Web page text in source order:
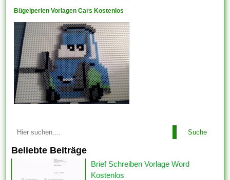
Bügelperlen Vorlagen Cars Kostenlos
Suche
Beliebte Beiträge
Brief Schreiben Vorlage Word
Kostenlos